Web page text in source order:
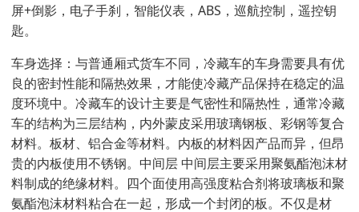
屏+倒影，电子手刹，智能仪表，ABS，巡航控制，遥控钥
匙。
车身选择：与普通厢式货车不同，冷藏车的车身需要具有优
良的密封性能和隔热效果，才能使冷藏产品保持在稳定的温
度环境中。冷藏车的设计主要是气密性和隔热性，通常冷藏
车的结构为三层结构，内外蒙皮采用玻璃钢板、彩钢等复合
材料。板材、铝合金等材料。内板的材料因产品而异，但昂
贵的内板使用不锈钢。中间层 中间层主要采用聚氨酯泡沫材
料制成的绝缘材料。四个面使用高强度粘合剂将玻璃板和聚
氨酯泡沫材料粘合在一起，形成一个封闭的板。不仅是材